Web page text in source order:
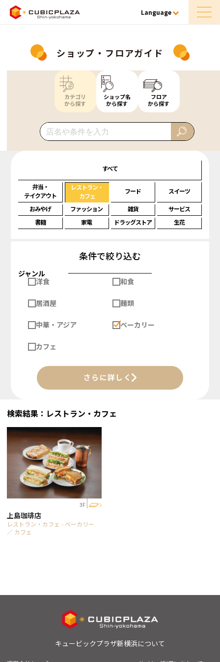
Language
ショップ・フロアガイド
カテゴリ
から探す
ショップ名
から探す
フロア
から探す
すべて
弁当・
テイクアウト
レストラン・
カフェ
フード スイーツ
おみやげ ファッション 雑貨
サービス
書籍
家電 ドラッグストア 生花
条件で絞り込む
ジャンル
洋食
和食
居酒屋 麺類
中華・アジア ベーカリー
カフェ
さらに詳しく
検索結果：レストラン・カフェ
3F
上島珈琲店
レストラン・カフェ - ベーカリー
／ カフェ
キュービックプラザ新横浜について